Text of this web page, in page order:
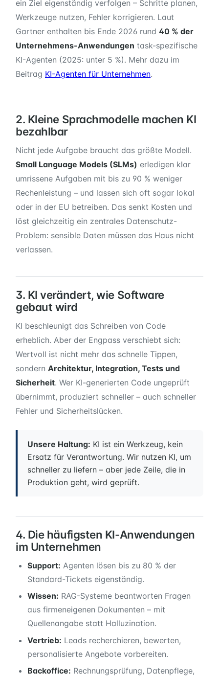
ein Ziel eigenständig verfolgen – Schritte planen,
Werkzeuge nutzen, Fehler korrigieren. Laut
Gartner enthalten bis Ende 2026 rund 40 % der
Unternehmens-Anwendungen task-spezifische
KI-Agenten (2025: unter 5 %). Mehr dazu im
Beitrag KI-Agenten für Unternehmen.
2. Kleine Sprachmodelle machen KI
bezahlbar
Nicht jede Aufgabe braucht das größte Modell.
Small Language Models (SLMs) erledigen klar
umrissene Aufgaben mit bis zu 90 % weniger
Rechenleistung – und lassen sich oft sogar lokal
oder in der EU betreiben. Das senkt Kosten und
löst gleichzeitig ein zentrales Datenschutz-
Problem: sensible Daten müssen das Haus nicht
verlassen.
3. KI verändert, wie Software
gebaut wird
KI beschleunigt das Schreiben von Code
erheblich. Aber der Engpass verschiebt sich:
Wertvoll ist nicht mehr das schnelle Tippen,
sondern Architektur, Integration, Tests und
Sicherheit. Wer KI-generierten Code ungeprüft
übernimmt, produziert schneller – auch schneller
Fehler und Sicherheitslücken.
Unsere Haltung: KI ist ein Werkzeug, kein
Ersatz für Verantwortung. Wir nutzen KI, um
schneller zu liefern – aber jede Zeile, die in
Produktion geht, wird geprüft.
4. Die häufigsten KI-Anwendungen
im Unternehmen
Support: Agenten lösen bis zu 80 % der
Standard-Tickets eigenständig.
Wissen: RAG-Systeme beantworten Fragen
aus firmeneigenen Dokumenten – mit
Quellenangabe statt Halluzination.
Vertrieb: Leads recherchieren, bewerten,
personalisierte Angebote vorbereiten.
Backoffice: Rechnungsprüfung, Datenpflege,